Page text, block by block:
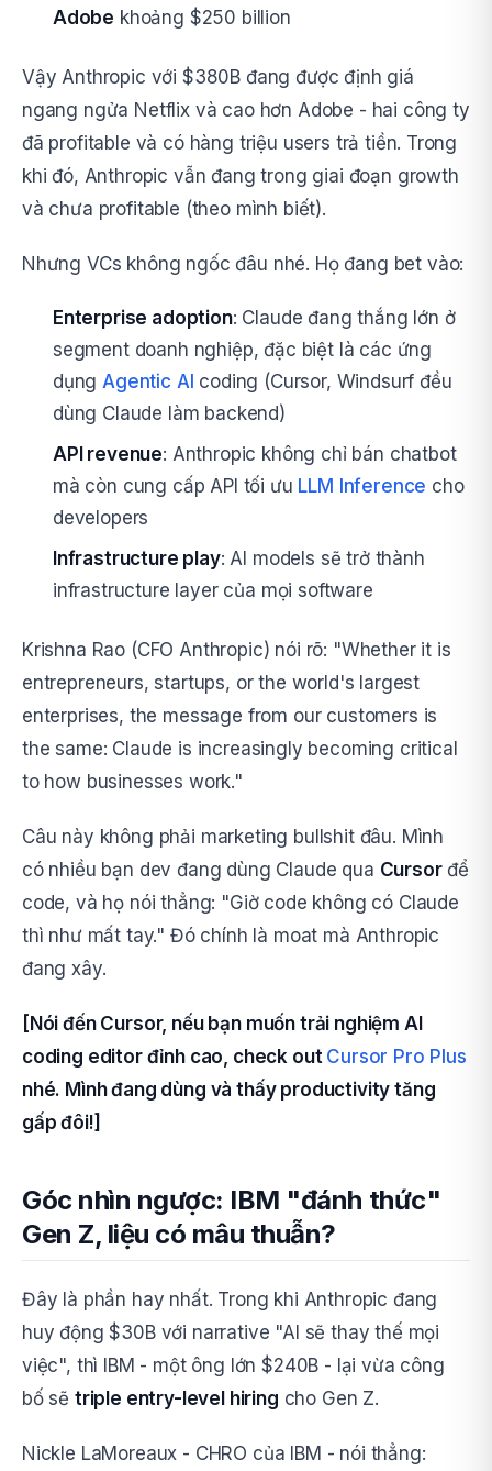
Adobe khoảng $250 billion
Vậy Anthropic với $380B đang được định giá
ngang ngửa Netflix và cao hơn Adobe - hai công ty
đã profitable và có hàng triệu users trả tiền. Trong
khi đó, Anthropic vẫn đang trong giai đoạn growth
và chưa profitable (theo mình biết).
Nhưng VCs không ngốc đâu nhé. Họ đang bet vào:
Enterprise adoption: Claude đang thắng lớn ở
segment doanh nghiệp, đặc biệt là các ứng
dụngAgentic AI coding (Cursor, Windsurf đều
dùng Claude làm backend)
API revenue: Anthropic không chỉ bán chatbot
mà còn cung cấp API tối ưu LLM Inference cho
developers
Infrastructure play: AI models sẽ trở thành
infrastructure layer của mọi software
Krishna Rao (CFO Anthropic) nói rõ: "Whether it is
entrepreneurs, startups, or the world's largest
enterprises, the message from our customers is
the same: Claude is increasingly becoming critical
to how businesses work."
Câu này không phải marketing bullshit đâu. Mình
có nhiều bạn dev đang dùng Claude qua Cursorđể
code, và họ nói thẳng: "Giờ code không có Claude
thì như mất tay." Đó chính là moat mà Anthropic
đang xây.
[Nói đến Cursor, nếu bạn muốn trải nghiệm AI
coding editor đỉnh cao, check out Cursor Pro Plus
nhé. Mình đang dùng và thấy productivity tăng
gấp đôi!]
Góc nhìn ngược: IBM "đánh thức"
Gen Z, liệu có mâu thuẫn?
Đây là phần hay nhất. Trong khi Anthropic đang
huy động $30B với narrative "AI sẽ thay thế mọi
việc", thì IBM - một ông lớn $240B - lại vừa công
bố sẽ triple entry-level hiring cho Gen Z.
Nickle LaMoreaux - CHRO của IBM - nói thẳng: